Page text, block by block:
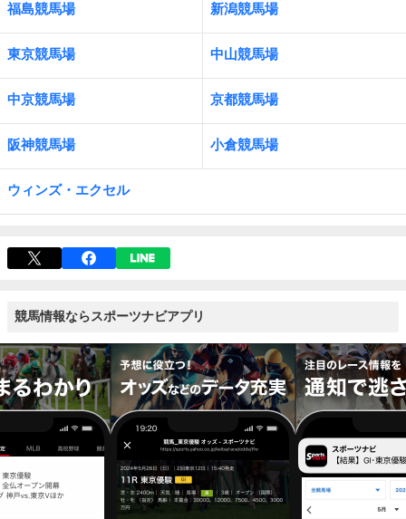
福島競馬場 新潟競馬場
東京競馬場 中山競馬場
中京競馬場 京都競馬場
阪神競馬場 小倉競馬場
ウィンズ・エクセル
競馬情報ならスポーツナビアプリ